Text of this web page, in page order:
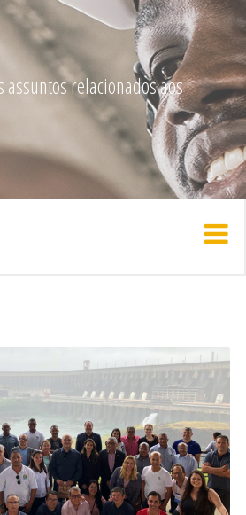
relacionados aos